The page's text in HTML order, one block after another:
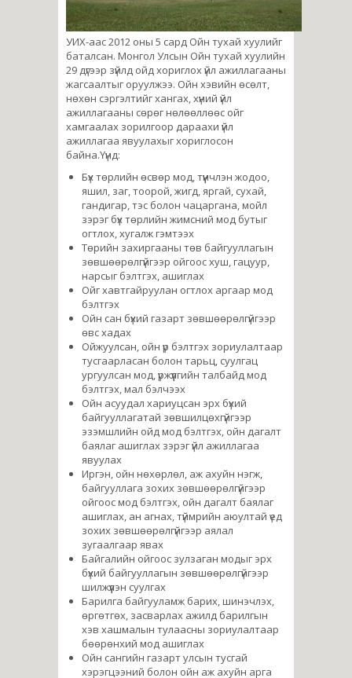
УИХ-аас 2012 оны 5 сард Ойн тухай хуулийг
баталсан. Монгол Улсын Ойн тухай хуулийн
29 дүгээр зүйлд ойд хориглох үйл ажиллагааны
жагсаалтыг оруулжээ. Ойн хэвийн өсөлт,
нөхөн сэргэлтийг хангах, хүний үйл
ажиллагааны сөрөг нөлөөллөөс ойг
хамгаалах зорилгоор дараахи үйл
ажиллагаа явуулахыг хориглосон
байна.Үүнд:
Бүх төрлийн өсвөр мод, түүнчлэн жодоо,
яшил, заг, тоорой, жигд, яргай, сухай,
гандигар, тэс болон чацаргана, мойл
зэрэг бүх төрлийн жимсний мод бутыг
огтлох, хугалж гэмтээх
Төрийн захиргааны төв байгууллагын
зөвшөөрөлгүйгээр ойгоос хуш, гацуур,
нарсыг бэлтгэх, ашиглах
Ойг хавтгайруулан огтлох аргаар мод
бэлтгэх
Ойн сан бүхий газарт зөвшөөрөлгүйгээр
өвс хадах
Ойжуулсан, ойн үр бэлтгэх зориулалтаар
тусгаарласан болон тарьц, суулгац
ургуулсан мод, үржүүлгийн талбайд мод
бэлтгэх, мал бэлчээх
Ойн асуудал хариуцсан эрх бүхий
байгууллагатай зөвшилцөхгүйгээр
эзэмшлийн ойд мод бэлтгэх, ойн дагалт
баялаг ашиглах зэрэг үйл ажиллагаа
явуулах
Иргэн, ойн нөхөрлөл, аж ахуйн нэгж,
байгууллага зохих зөвшөөрөлгүйгээр
ойгоос мод бэлтгэх, ойн дагалт баялаг
ашиглах, ан агнах, түймрийн аюултай үед
зохих зөвшөөрөлгүйгээр аялал
зугаалгаар явах
Байгалийн ойгоос зулзаган модыг эрх
бүхий байгууллагын зөвшөөрөлгүйгээр
шилжүүлэн суулгах
Барилга байгууламж барих, шинэчлэх,
өргөтгөх, засварлах ажилд барилгын
хэв хашмалын тулаасны зориулалтаар
бөөрөнхий мод ашиглах
Ойн сангийн газарт улсын тусгай
хэрэгцээний болон ойн аж ахуйн арга